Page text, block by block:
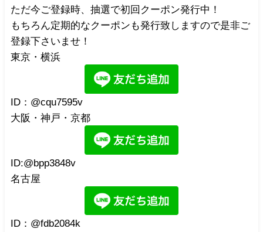
ただ今ご登録時、抽選で初回クーポン発行中！
もちろん定期的なクーポンも発行致しますので是非ご
登録下さいませ！
東京・横浜
ID：@cqu7595v
大阪・神戸・京都
ID:@bpp3848v
名古屋
ID：@fdb2084k